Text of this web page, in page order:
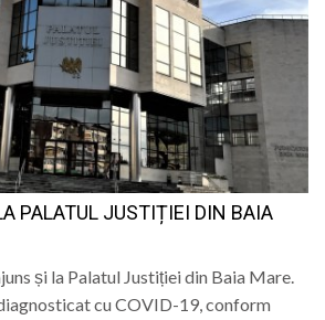
PALATUL JUSTIȚIEI DIN BAIA
și la Palatul Justiției din Baia Mare.
cu COVID-19, conform